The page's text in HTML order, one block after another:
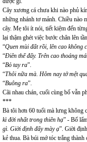
Cây xương cá chưa khi nào phủ
những nhánh tơ mảnh. Chiều nào
cây. Mẹ tôi ít nói, tiết kiệm đến
lại thậm ghét việc bước chân lên
“Quen mùi đất rồi, lên cao không
“Điên thế đấy. Trên cao thoáng
“Bỏ tay ra”.
“Thôi nữa mà. Hôm nay tớ mệt
“Buông ra”.
Cãi nhau chán, cuối cùng bố vẫn
***
Bà tôi hơn 60 tuổi mà lưng không
kì đời nhất trong thiên hạ” - Bố
gì. Giời định đấy mày ạ”. Giời
kẻ thua. Bà búi mớ tóc trắng thành